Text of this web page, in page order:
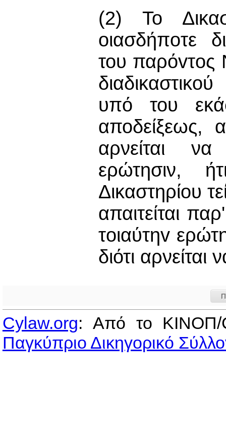
(2) Το
oιασδήπoτε
του παρόvτoς
υπό του
αποδείξεως,
αρνείται
ερώτησιν,
Δικαστηρίου
απαιτείται
τoιαύτηv
διότι
Cylaw.org: Από το
Παγκύπριο Δικηγορικό